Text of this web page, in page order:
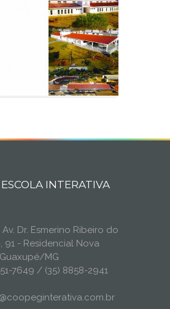
INTERATIVA
Dr. Esmerino Ribeiro do
91 - Residencial Nova
MG
7649 / (35) 8858-2941